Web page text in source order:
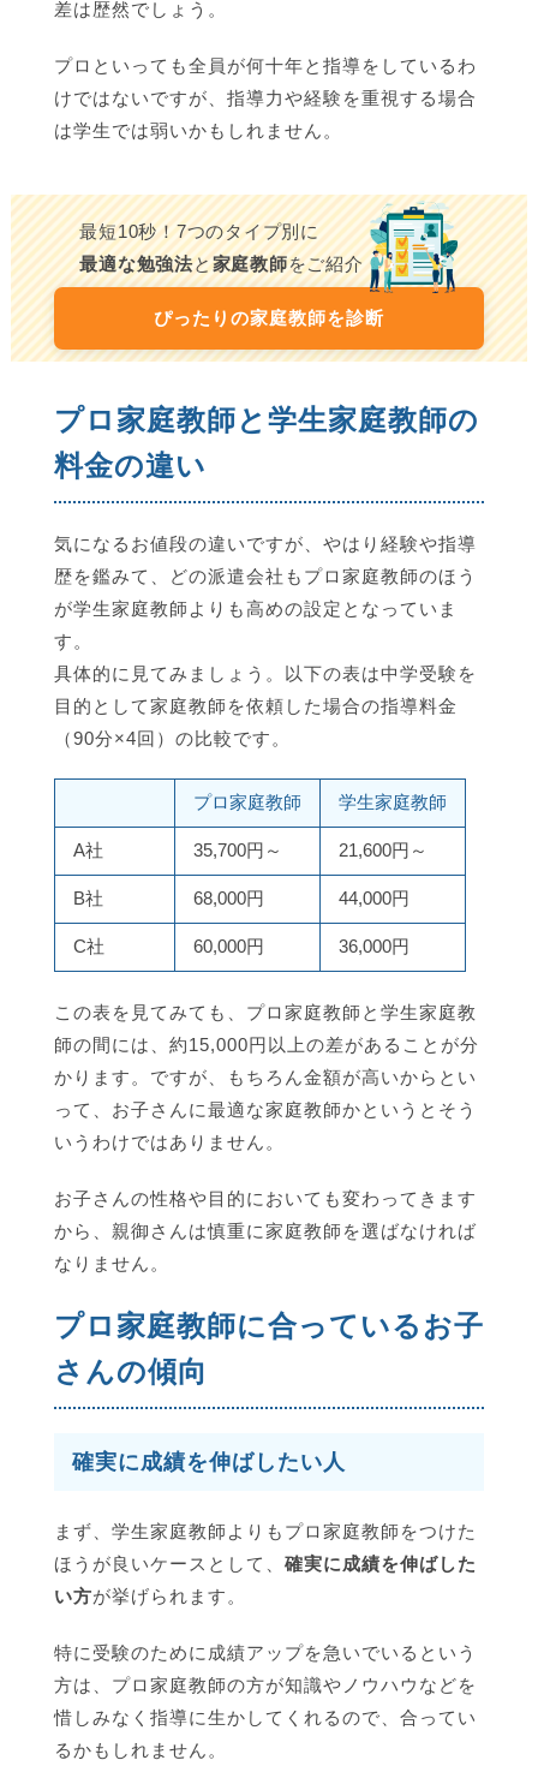
差は歴然でしょう。
プロといっても全員が何十年と指導をしているわ
けではないですが、指導力や経験を重視する場合
は学生では弱いかもしれません。
最短10秒！7つのタイプ別に
最適な勉強法と家庭教師をご紹介
ぴったりの家庭教師を診断
プロ家庭教師と学生家庭教師の
料金の違い
気になるお値段の違いですが、やはり経験や指導
歴を鑑みて、どの派遣会社もプロ家庭教師のほう
が学生家庭教師よりも高めの設定となっていま
す。
具体的に見てみましょう。以下の表は中学受験を
目的として家庭教師を依頼した場合の指導料金
（90分×4回）の比較です。
プロ家庭教師 学生家庭教師
A社 35,700円～ 21,600円～
B社 68,000円 44,000円
C社 60,000円 36,000円
この表を見てみても、プロ家庭教師と学生家庭教
師の間には、約15,000円以上の差があることが分
かります。ですが、もちろん金額が高いからとい
って、お子さんに最適な家庭教師かというとそう
いうわけではありません。
お子さんの性格や目的においても変わってきます
から、親御さんは慎重に家庭教師を選ばなければ
なりません。
プロ家庭教師に合っているお子
さんの傾向
確実に成績を伸ばしたい人
まず、学生家庭教師よりもプロ家庭教師をつけた
ほうが良いケースとして、 確実に成績を伸ばした
い方が挙げられます。
特に受験のために成績アップを急いでいるという
方は、プロ家庭教師の方が知識やノウハウなどを
惜しみなく指導に生かしてくれるので、合ってい
るかもしれません。